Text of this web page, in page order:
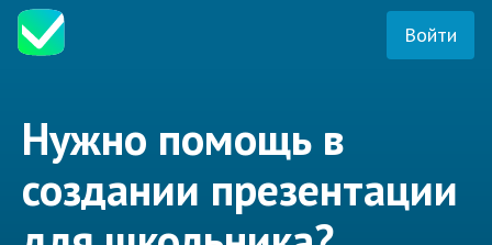
Войти
Нужно помощь в
создании презентации